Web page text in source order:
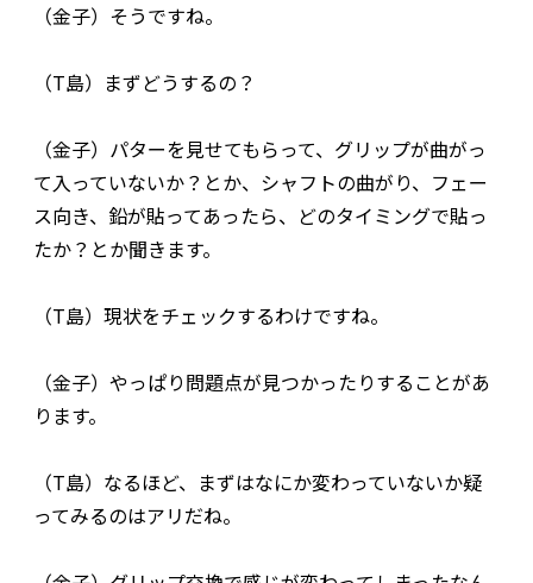
（金子）そうですね。
（T島）まずどうするの？
（金子）パターを見せてもらって、グリップが曲がっ
て入っていないか？とか、シャフトの曲がり、フェー
ス向き、鉛が貼ってあったら、どのタイミングで貼っ
たか？とか聞きます。
（T島）現状をチェックするわけですね。
（金子）やっぱり問題点が見つかったりすることがあ
ります。
（T島）なるほど、まずはなにか変わっていないか疑
ってみるのはアリだね。